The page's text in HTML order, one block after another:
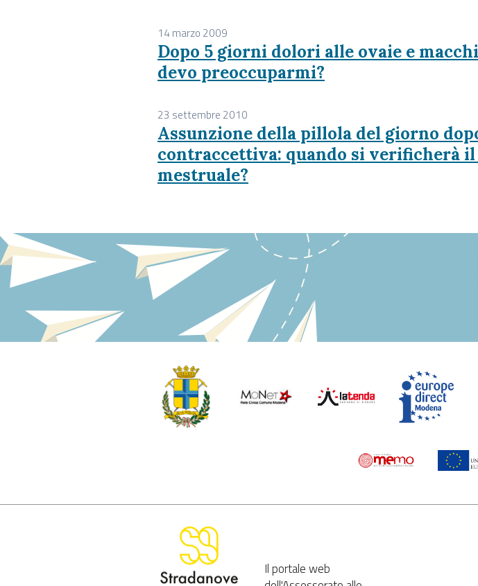
14 marzo 2009
Dopo 5 giorni dolori alle ovaie e
devo preoccuparmi?
23 settembre 2010
Assunzione della pillola del giorno
contraccettiva: quando si verificherà
mestruale?
Il portale web